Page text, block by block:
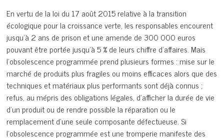
En vertu de la loi du 17 août 2015 relative à la transition
écologique pour la croissance verte, les responsables encourent
jusqu’à 2 ans de prison et une amende de 300 000 euros
pouvant être portée jusqu’à 5 % de leurs chiffre d’affaires. Mais
l’obsolescence programmée prend plusieurs formes : mise sur le
marché de produits plus fragiles ou moins efficaces alors que des
techniques et matériaux plus performants sont déjà connus ;
refus, au mépris des obligations légales, d’afficher la durée de vie
d’un produit ou de rendre possible la réparation ou le
remplacement d’une seule composante défectueuse. Si
l’obsolescence programmée est une tromperie manifeste des